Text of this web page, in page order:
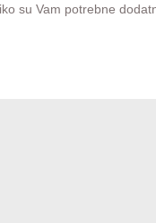
su Vam potrebne